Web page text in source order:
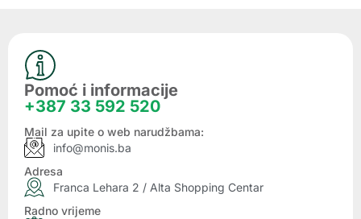
Pomoć i informacije
+387 33 592 520
Mail za upite o web narudžbama:
info@monis.ba
Adresa
Franca Lehara 2 / Alta Shopping Centar
Radno vrijeme